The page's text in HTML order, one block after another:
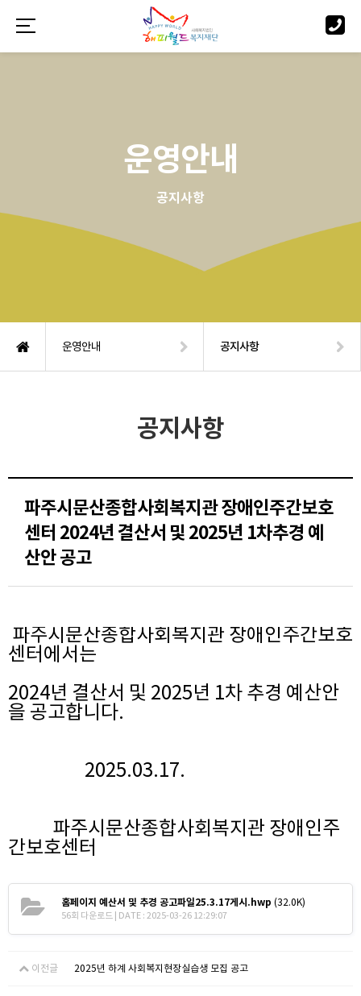
운영안내
공지사항
운영안내 공지사항
공지사항
파주시문산종합사회복지관 장애인주간보호
센터 2024년 결산서 및 2025년 1차추경 예
산안 공고
파주시문산종합사회복지관 장애인주간보호
센터에서는
2024년 결산서 및 2025년 1차 추경 예산안
을 공고합니다.
2025.03.17.
파주시문산종합사회복지관 장애인주
간보호센터
홈페이지 예산서 및 추경 공고파일25.3.17게시.hwp (32.0K)
56회 다운로드 | DATE : 2025-03-26 12:29:07
이전글 2025년 하계 사회복지현장실습생 모집 공고